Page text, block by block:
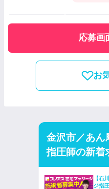
応募画
お
金沢市／あん
指圧師の新着
【石
ジ指